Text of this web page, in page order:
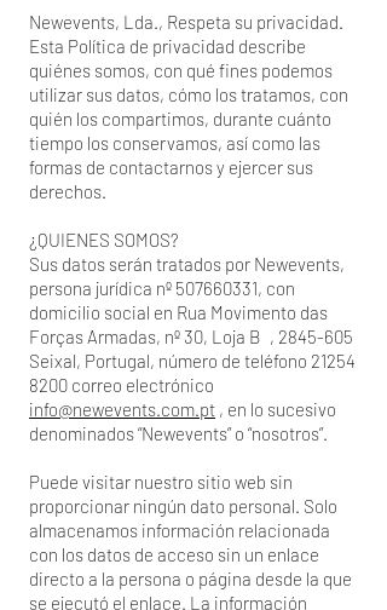
Newevents, Lda., Respeta su privacidad.
Esta Política de privacidad describe
quiénes somos, con qué fines podemos
utilizar sus datos, cómo los tratamos, con
quién los compartimos, durante cuánto
tiempo los conservamos, así como las
formas de contactarnos y ejercer sus
derechos.
¿QUIENES SOMOS?
Sus datos serán tratados por Newevents,
persona jurídica nº 507660331, con
domicilio social en Rua Movimento das
Forças Armadas, nº 30, Loja B , 2845-605
Seixal, Portugal, número de teléfono 21254
8200 correo electrónico
info@newevents.com.pt , en lo sucesivo
denominados “Newevents” o “nosotros”.
Puede visitar nuestro sitio web sin
proporcionar ningún dato personal. Solo
almacenamos información relacionada
con los datos de acceso sin un enlace
directo a la persona o página desde la que
se ejecutó el enlace. La información